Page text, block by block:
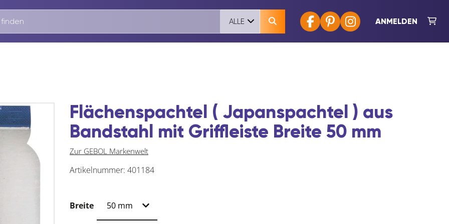
ANMELDEN
ALLE
Flächenspachtel ( Japanspachtel ) aus
Bandstahl mit Griffleiste Breite 50 mm
Zur GEBOL Markenwelt
Artikelnummer: 401184
Breite